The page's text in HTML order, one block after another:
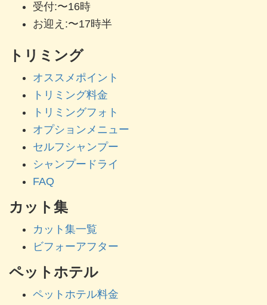
受付:〜16時
お迎え:〜17時半
トリミング
オススメポイント
トリミング料金
トリミングフォト
オプションメニュー
セルフシャンプー
シャンプードライ
FAQ
カット集
カット集一覧
ビフォーアフター
ペットホテル
ペットホテル料金